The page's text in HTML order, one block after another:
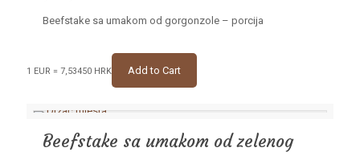
Beefstake sa umakom od gorgonzole – porcija
1 EUR = 7,53450 HRK Add to Cart
Beefstake sa umakom od zelenog